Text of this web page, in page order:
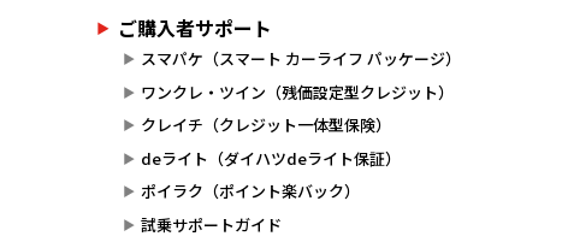
ご購入者サポート
スマパケ（スマート カーライフ パッケージ）
ワンクレ・ツイン（残価設定型クレジット）
クレイチ（クレジット一体型保険）
deライト（ダイハツdeライト保証）
ポイラク（ポイント楽バック）
試乗サポートガイド